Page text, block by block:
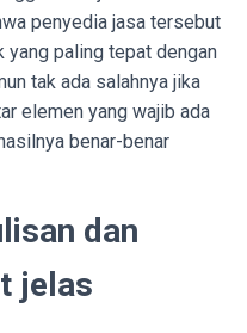
penyedia jasa tersebut
yang paling tepat dengan
tak ada salahnya jika
elemen yang wajib ada
benar-benar
dan
jelas